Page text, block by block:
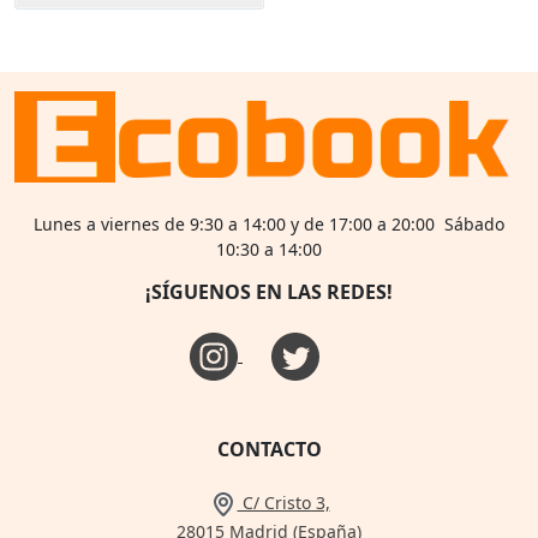
Lunes a viernes de 9:30 a 14:00 y de 17:00 a 20:00 Sábado
10:30 a 14:00
¡SÍGUENOS EN LAS REDES!
CONTACTO
C/ Cristo 3,
28015 Madrid (España)